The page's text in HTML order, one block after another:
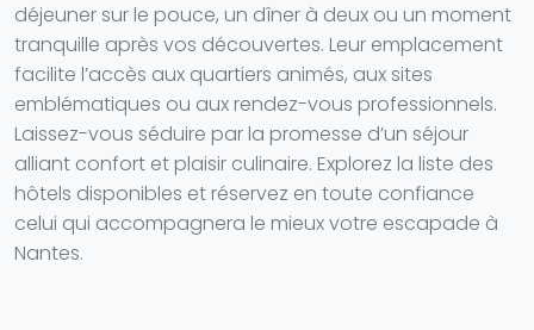
déjeuner sur le pouce, un dîner à deux ou un moment
tranquille après vos découvertes. Leur emplacement
facilite l’accès aux quartiers animés, aux sites
emblématiques ou aux rendez-vous professionnels.
Laissez-vous séduire par la promesse d’un séjour
alliant confort et plaisir culinaire. Explorez la liste des
hôtels disponibles et réservez en toute confiance
celui qui accompagnera le mieux votre escapade à
Nantes.